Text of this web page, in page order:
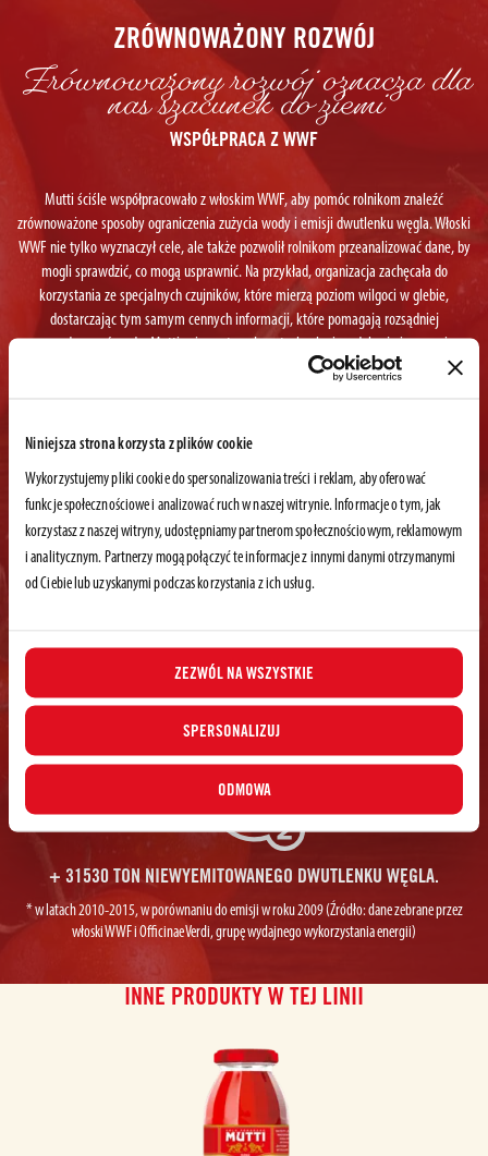
Niniejsza strona korzysta z plików cookie
Wykorzystujemy pliki cookie do spersonalizowania treści i reklam, aby oferować
funkcje społecznościowe i analizować ruch w naszej witrynie. Informacje o tym, jak
korzystasz z naszej witryny, udostępniamy partnerom społecznościowym, reklamowym
i analitycznym. Partnerzy mogą połączyć te informacje z innymi danymi otrzymanymi
od Ciebie lub uzyskanymi podczas korzystania z ich usług.
ZEZWÓL NA WSZYSTKIE
SPERSONALIZUJ
ODMOWA
ZRÓWNOWAŻONY ROZWÓJ
Zrównoważony rozwój oznacza dla
nas szacunek do ziemi
WSPÓŁPRACA Z WWF
Mutti ściśle współpracowało z włoskim WWF, aby pomóc rolnikom znaleźć
zrównoważone sposoby ograniczenia zużycia wody i emisji dwutlenku węgla. Włoski
WWF nie tylko wyznaczył cele, ale także pozwolił rolnikom przeanalizować dane, by
mogli sprawdzić, co mogą usprawnić. Na przykład, organizacja zachęcała do
korzystania ze specjalnych czujników, które mierzą poziom wilgoci w glebie,
dostarczając tym samym cennych informacji, które pomagają rozsądniej
gospodarować wodą. Mutti zainwestowało w technologię, edukację i wsparcie
techniczne dla rolników i organizacji rolnych. Mimo, że nasz pięcioletni projekt już się
WYNIKI:
+ 1000 MILIONÓW LITRÓW ZAOSZCZĘDZONEJ WODY*
*w latach 2012-2014 (Źródło: dane zebrane przez CMCC, WWF i Mediterranean Climate
Change Center we Włoszech)
+ 31530 TON NIEWYEMITOWANEGO DWUTLENKU WĘGLA.
* w latach 2010-2015, w porównaniu do emisji w roku 2009 (Źródło: dane zebrane przez
włoski WWF i Officinae Verdi, grupę wydajnego wykorzystania energii)
INNE PRODUKTY W TEJ LINII